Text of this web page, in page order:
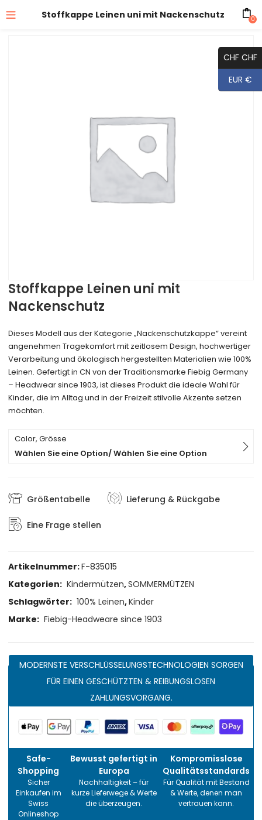
Stoffkappe Leinen uni mit Nackenschutz 0
Stoffkappe Leinen uni mit
Nackenschutz
Dieses Modell aus der Kategorie „Nackenschutzkappe“ vereint
angenehmen Tragekomfort mit zeitlosem Design, hochwertiger
Verarbeitung und ökologisch hergestellten Materialien wie 100%
Leinen. Gefertigt in CN von der Traditionsmarke Fiebig Germany
– Headwear since 1903, ist dieses Produkt die ideale Wahl für
Kinder, die im Alltag und in der Freizeit stilvolle Akzente setzen
möchten.
Color, Grösse
Wählen Sie eine Option/ Wählen Sie eine Option
Größentabelle Lieferung & Rückgabe
Eine Frage stellen
Artikelnummer:F-835015
Kategorien: Kindermützen,SOMMERMÜTZEN
Schlagwörter: 100% Leinen,Kinder
Marke: Fiebig-Headweare since 1903
MODERNSTE VERSCHLÜSSELUNGSTECHNOLOGIEN SORGEN
FÜR EINEN GESCHÜTZTEN & REIBUNGSLOSEN
ZAHLUNGSVORGANG.
Safe-
Shopping
Sicher
Einkaufen im
Swiss
Onlineshop
Bewusst gefertigt in
Europa
Nachhaltigkeit – für
kurze Lieferwege & Werte
die überzeugen.
Kompromisslose
Qualitätsstandards
Für Qualität mit Bestand
& Werte, denen man
vertrauen kann.
CHF CHF
EUR €